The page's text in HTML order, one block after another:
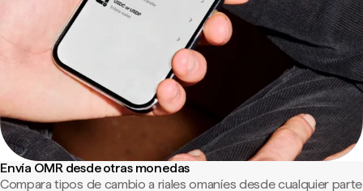
Envía OMR desde otras monedas
Compara tipos de cambio a riales omaníes desde cualquier parte